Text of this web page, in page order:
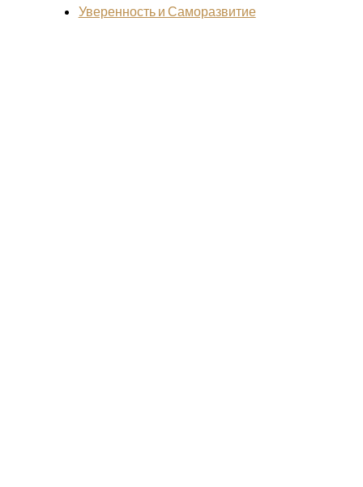
Уверенность и Саморазвитие